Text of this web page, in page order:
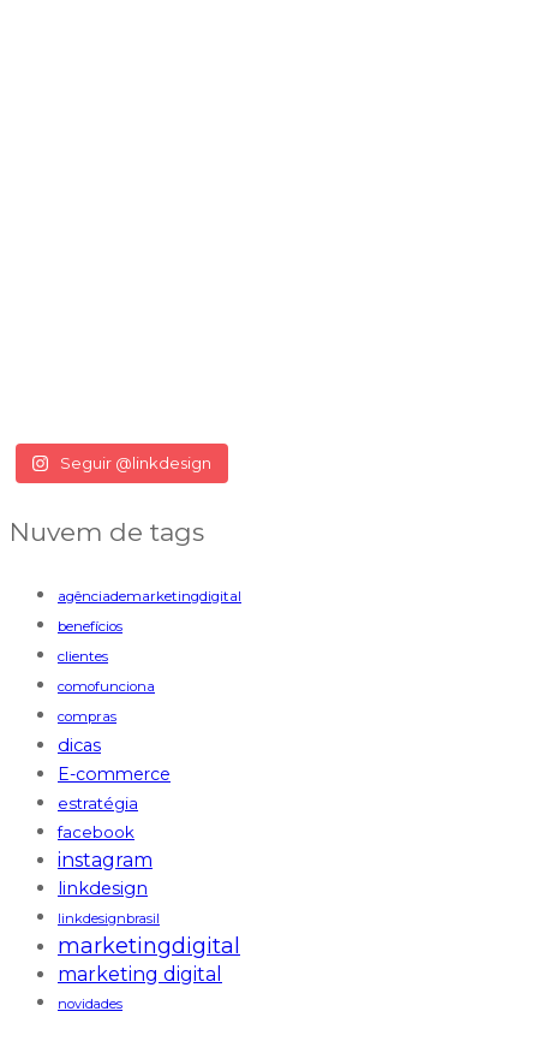
Seguir @linkdesign
Nuvem de tags
agênciademarketingdigital
benefícios
clientes
comofunciona
compras
dicas
E-commerce
estratégia
facebook
instagram
linkdesign
linkdesignbrasil
marketingdigital
marketing digital
novidades